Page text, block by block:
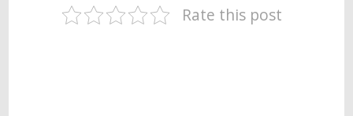
Rate this post